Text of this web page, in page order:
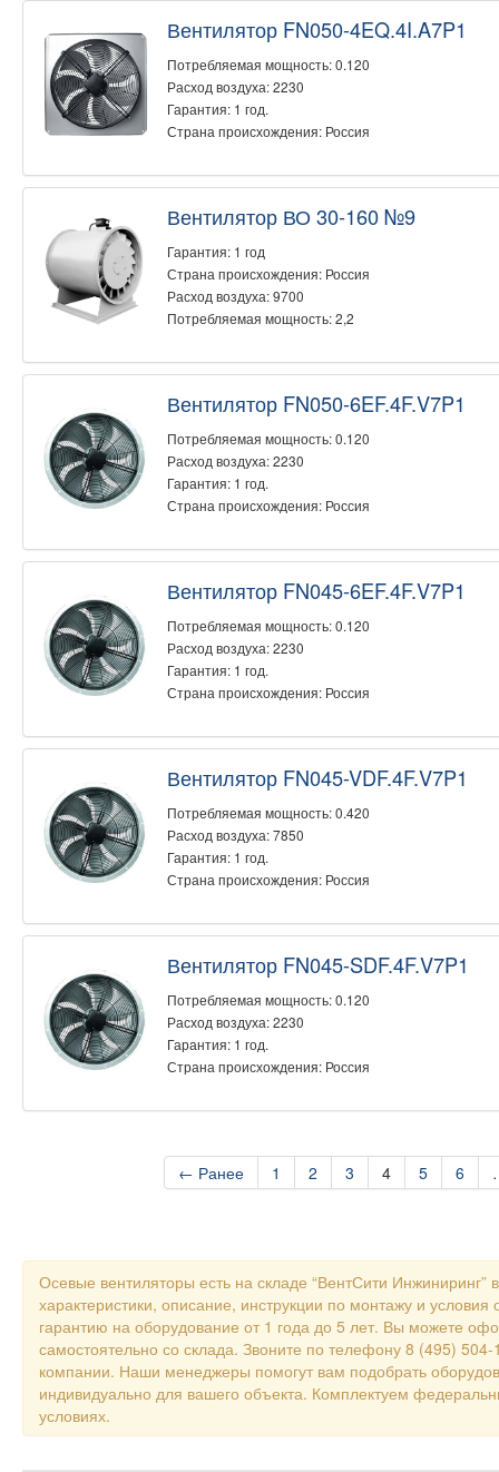
Вентилятор FN050-4EQ.4I.A7P1
Потребляемая мощность: 0.120
Расход воздуха: 2230
Гарантия: 1 год.
Страна происхождения: Россия
Вентилятор ВО 30-160 №9
Гарантия: 1 год
Страна происхождения: Россия
Расход воздуха: 9700
Потребляемая мощность: 2,2
Вентилятор FN050-6EF.4F.V7P1
Потребляемая мощность: 0.120
Расход воздуха: 2230
Гарантия: 1 год.
Страна происхождения: Россия
Вентилятор FN045-6EF.4F.V7P1
Потребляемая мощность: 0.120
Расход воздуха: 2230
Гарантия: 1 год.
Страна происхождения: Россия
Вентилятор FN045-VDF.4F.V7P1
Потребляемая мощность: 0.420
Расход воздуха: 7850
Гарантия: 1 год.
Страна происхождения: Россия
Вентилятор FN045-SDF.4F.V7P1
Потребляемая мощность: 0.120
Расход воздуха: 2230
Гарантия: 1 год.
Страна происхождения: Россия
← Ранее 1 2 3 4 5 6
Осевые вентиляторы есть на складе “ВентСити
характеристики, описание, инструкции по монтажу и
гарантию на оборудование от 1 года до 5 лет. Вы можете
самостоятельно со склада. Звоните по телефону 8 (495)
компании. Наши менеджеры помогут вам подобрать
индивидуально для вашего объекта. Комплектуем
условиях.